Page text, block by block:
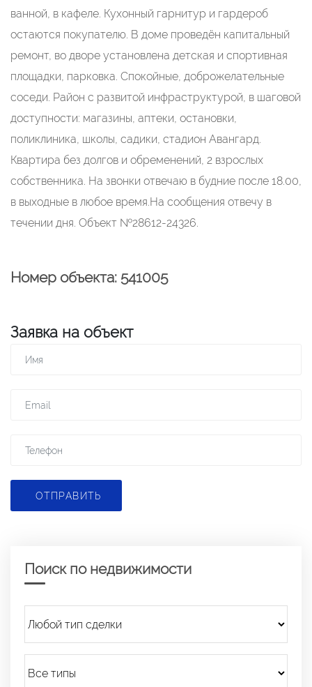
ванной, в кафеле. Кухонный гарнитур и гардероб
остаются покупателю. В доме проведён капитальный
ремонт, во дворе установлена детская и спортивная
площадки, парковка. Спокойные, доброжелательные
соседи. Район с развитой инфраструктурой, в шаговой
доступности: магазины, аптеки, остановки,
поликлиника, школы, садики, стадион Авангард.
Квартира без долгов и обременений, 2 взрослых
собственника. На звонки отвечаю в будние после 18.00,
в выходные в любое время.На сообщения отвечу в
течении дня. Объект №28612-24326.
Номер объекта: 541005
Заявка на объект
ОТПРАВИТЬ
Поиск по недвижимости